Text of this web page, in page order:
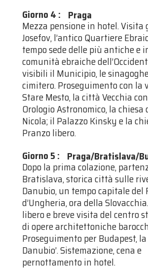
Giorno 4 : Praga
Mezza pensione in hotel.
Josefov, l’antico Quartiere
tempo sede delle più antiche e
comunità ebraiche
visibili il Municipio, le
cimitero. Proseguimento con la
Stare Mesto, la città Vecchia
Orologio Astronomico, la chiesa
Nicola; il Palazzo Kinsky e la
Pranzo libero.
Giorno 5 : Praga/Bratislava/
Dopo la prima colazione,
Bratislava, storica città sulle
Danubio, un tempo capitale del
d’Ungheria, ora della
libero e breve visita del centro
di opere architettoniche
Proseguimento per Budapest, la
Danubio’. Sistemazione, cena e
pernottamento in hotel.